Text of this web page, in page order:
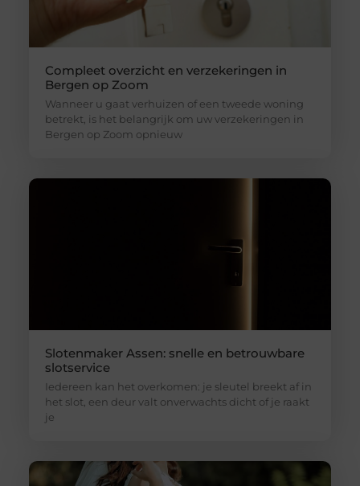
Compleet overzicht en verzekeringen in
Bergen op Zoom
Wanneer u gaat verhuizen of een tweede woning
betrekt, is het belangrijk om uw verzekeringen in
Bergen op Zoom opnieuw
Slotenmaker Assen: snelle en betrouwbare
slotservice
Iedereen kan het overkomen: je sleutel breekt af in
het slot, een deur valt onverwachts dicht of je raakt
je